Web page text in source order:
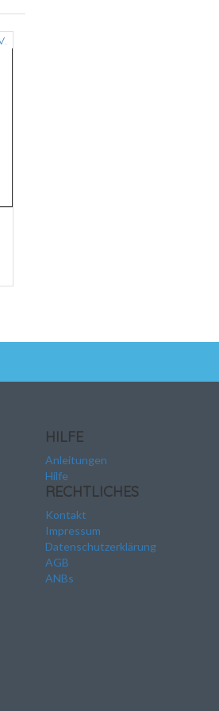
HILFE
Anleitungen
Hilfe
RECHTLICHES
Kontakt
Impressum
Datenschutzerklärung
AGB
ANBs